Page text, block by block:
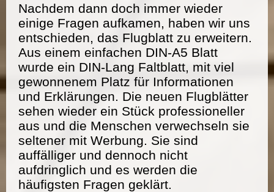
Nachdem dann doch immer wieder
einige Fragen aufkamen, haben wir uns
entschieden, das Flugblatt zu erweitern.
Aus einem einfachen DIN-A5 Blatt
wurde ein DIN-Lang Faltblatt, mit viel
gewonnenem Platz für Informationen
und Erklärungen. Die neuen Flugblätter
sehen wieder ein Stück professioneller
aus und die Menschen verwechseln sie
seltener mit Werbung. Sie sind
auffälliger und dennoch nicht
aufdringlich und es werden die
häufigsten Fragen geklärt.